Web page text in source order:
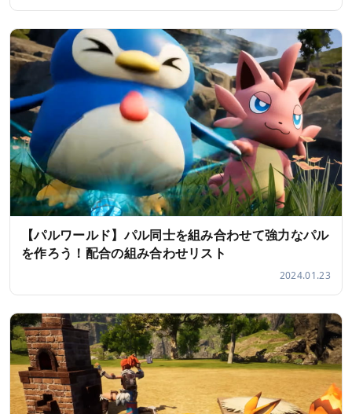
【パルワールド】パル同士を組み合わせて強力なパル
を作ろう！配合の組み合わせリスト
2024.01.23